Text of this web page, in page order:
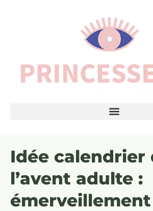
Idée calendrier
l’avent adulte :
émerveillement